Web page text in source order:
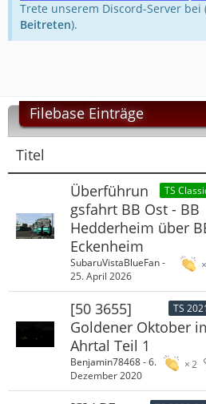
Trete unserem Discord-Server bei
Beitreten).
Filebase Einträge
Titel
TS
Überführun
gsfahrt BB Ost - BB
Hedderheim über
Eckenheim
SubaruVistaBlueFan-
25. April 2026
TS
[50 3655]
Goldener Oktober
Ahrtal Teil 1
2
Benjamin78468-6.
Dezember 2020